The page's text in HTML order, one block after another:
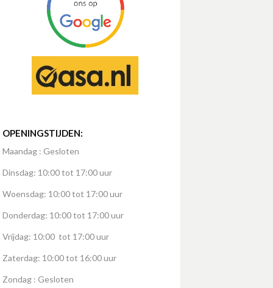
OPENINGSTIJDEN:
Maandag : Gesloten
Dinsdag: 10:00 tot 17:00 uur
Woensdag: 10:00 tot 17:00 uur
Donderdag: 10:00 tot 17:00 uur
Vrijdag: 10:00 tot 17:00 uur
Zaterdag: 10:00 tot 16:00 uur
Zondag : Gesloten